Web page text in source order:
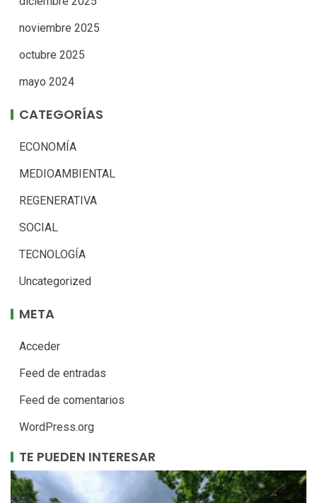
noviembre 2025
octubre 2025
mayo 2024
CATEGORÍAS
ECONOMÍA
MEDIOAMBIENTAL
REGENERATIVA
SOCIAL
TECNOLOGÍA
Uncategorized
META
Acceder
Feed de entradas
Feed de comentarios
WordPress.org
TE PUEDEN INTERESAR